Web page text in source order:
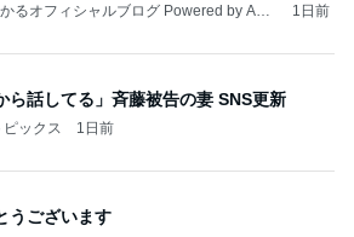
るオフィシャルブログ Powered by Ame
1日前
ら話してる」斉藤被告の妻 SNS更新
ックス 1日前
うございます